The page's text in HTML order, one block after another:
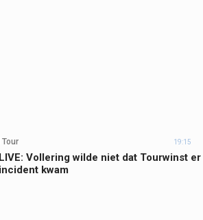
Tour 19:15
Vollering wilde niet dat Tourwinst er
kwam